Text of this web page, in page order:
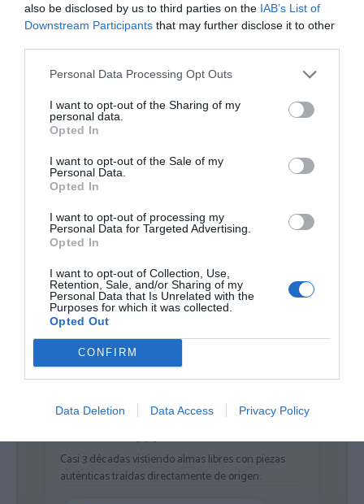
also be disclosed by us to third parties on the IAB’s List of
Downstream Participants that may further disclose it to other
Personal Data Processing Opt Outs
I want to opt-out of the Sharing of my
personal data.
Opted In
I want to opt-out of the Sale of my
Personal Data.
Opted In
I want to opt-out of processing my
Personal Data for Targeted Advertising.
Opted In
I want to opt-out of Collection, Use,
Retention, Sale, and/or Sharing of my
Personal Data that Is Unrelated with the
Purposes for which it was collected.
Opted Out
CONFIRM
Data Deletion Data Access Privacy Policy
formas
★★★★★
★★★★★
5,
[PIFL02 ]
Ver producto
varios modelos
★★★★★
★★★★★
Cargar más productos
ZAS DESDE 1999
Casi 3 décadas vistiendo almas libres con piezas
auténticas traídas directamente de origen.